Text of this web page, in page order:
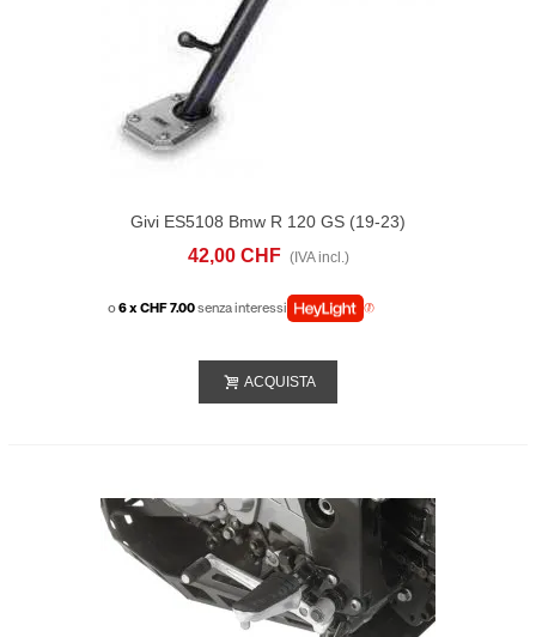
Givi ES5108 Bmw R 120 GS (19-23)
42,00 CHF (IVA incl.)
o6 x CHF 7.00senza interessi
ACQUISTA